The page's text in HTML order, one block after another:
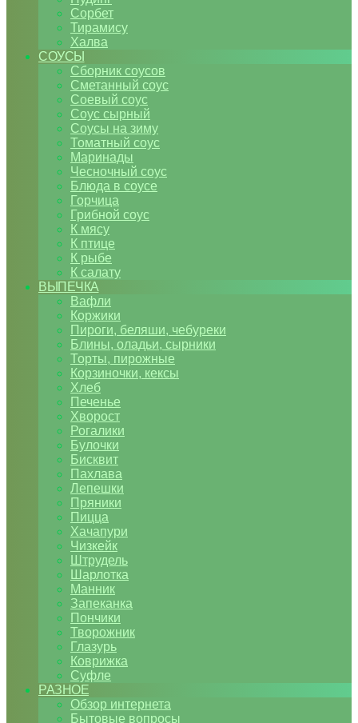
Сорбет
Тирамису
Халва
СОУСЫ
Сборник соусов
Сметанный соус
Соевый соус
Соус сырный
Соусы на зиму
Томатный соус
Маринады
Чесночный соус
Блюда в соусе
Горчица
Грибной соус
К мясу
К птице
К рыбе
К салату
ВЫПЕЧКА
Вафли
Коржики
Пироги, беляши, чебуреки
Блины, оладьи, сырники
Торты, пирожные
Корзиночки, кексы
Хлеб
Печенье
Хворост
Рогалики
Булочки
Бисквит
Пахлава
Лепешки
Пряники
Пицца
Хачапури
Чизкейк
Штрудель
Шарлотка
Манник
Запеканка
Пончики
Творожник
Глазурь
Коврижка
Суфле
РАЗНОЕ
Обзор интернета
Бытовые вопросы